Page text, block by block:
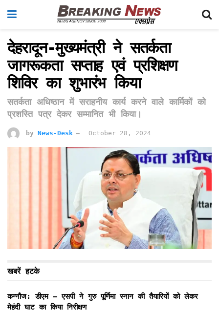
देहरादून-मुख्यमंत्री ने सतर्कता
जागरूकता सप्ताह एवं प्रशिक्षण
शिविर का शुभारंभ किया
सतर्कता अधिष्ठान में सराहनीय कार्य करने वाले कार्मिकों को
प्रशस्ति पत्र देकर सम्मानित भी किया।
by News-Desk October 28, 2024
खबरें हटके
कन्नौज: डीएम – एसपी ने गुरु पूर्णिमा स्नान की तैयारियों को लेकर
मेहंदी घाट का किया निरीक्षण